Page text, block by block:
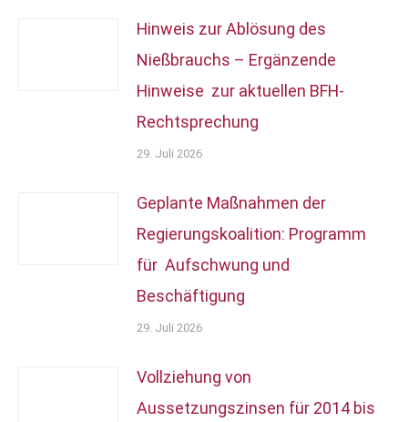
Hinweis zur Ablösung des
Nießbrauchs – Ergänzende
Hinweise zur aktuellen BFH-
Rechtsprechung
29. Juli 2026
Geplante Maßnahmen der
Regierungskoalition: Programm
für Aufschwung und
Beschäftigung
29. Juli 2026
Vollziehung von
Aussetzungszinsen für 2014 bis